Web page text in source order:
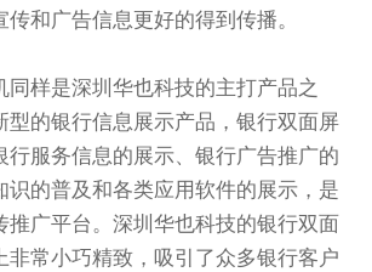
和广告信息更好的得到传播。
同样是深圳华也科技的主打产品之
型的银行信息展示产品，银行双面屏
行服务信息的展示、银行广告推广的
识的普及和各类应用软件的展示，是
推广平台。深圳华也科技的银行双面
非常小巧精致，吸引了众多银行客户